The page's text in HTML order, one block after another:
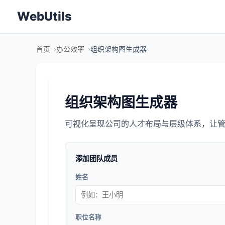
WebUtils
首页 办公效率 组织架构图生成器
组织架构图生成器
可视化呈现公司的人才布局与层级体系，让管
添加团队成员
姓名
职位名称